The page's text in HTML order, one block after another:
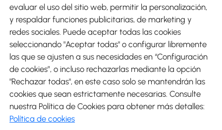
Envíos
Descargar Aosom App
Google Play
evaluar el uso del sitio web, permitir la personalización,
y respaldar funciones publicitarias, de marketing y
redes sociales. Puede aceptar todas las cookies
seleccionando "Aceptar todas" o configurar libremente
las que se ajusten a sus necesidades en “Configuración
de cookies”, o incluso rechazarlas mediante la opción
"Rechazar todas", en este caso solo se mantendrán las
cookies que sean estrictamente necesarias. Consulte
nuestra Política de Cookies para obtener más detalles:
Política de cookies